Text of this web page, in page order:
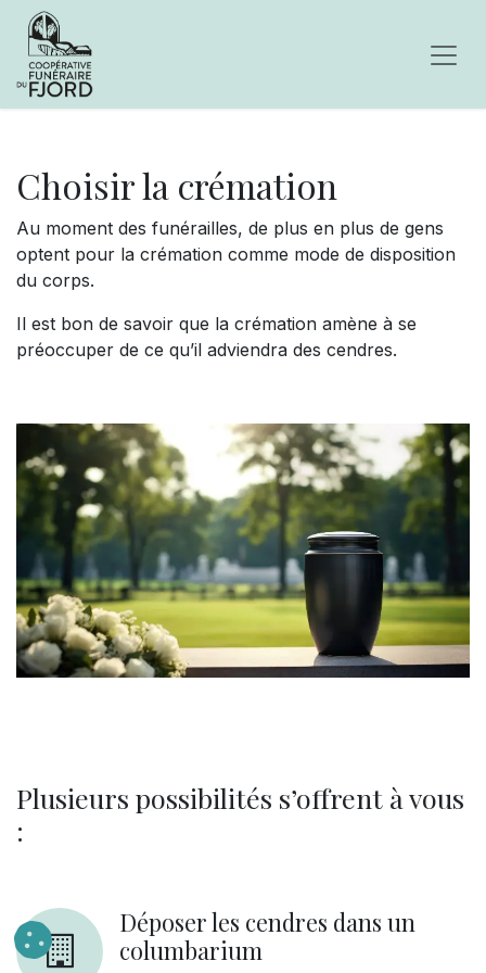
Choisir la crémation
Au moment des funérailles, de plus en plus de gens
optent pour la crémation comme mode de disposition
du corps.
Il est bon de savoir que la crémation amène à se
préoccuper de ce qu’il adviendra des cendres.
Plusieurs possibilités s’offrent à vous
:
Déposer les cendres dans un
columbarium